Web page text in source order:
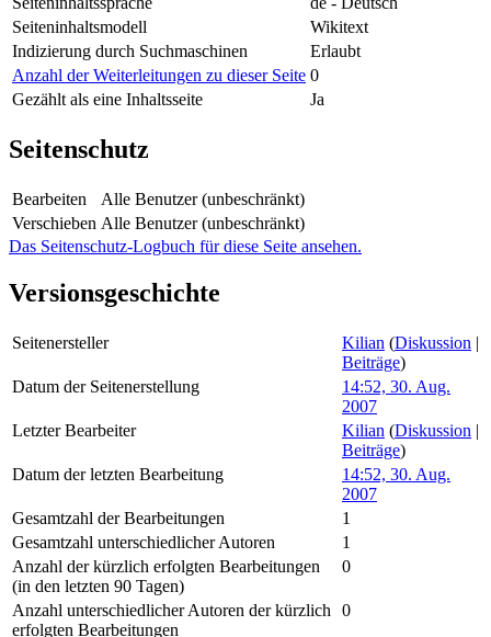
Seiteninhaltsmodell
Wikitext
Indizierung durch Suchmaschinen
Erlaubt
Anzahl der Weiterleitungen zu dieser Seite 0
Gezählt als eine Inhaltsseite
Ja
Seitenschutz
Bearbeiten
Alle Benutzer (unbeschränkt)
Verschieben Alle Benutzer (unbeschränkt)
Das Seitenschutz-Logbuch für diese Seite ansehen.
Versionsgeschichte
Seitenersteller Kilian (Diskussion |
Beiträge)
Datum der Seitenerstellung
14:52, 30. Aug.
2007
Letzter Bearbeiter
Kilian (Diskussion |
Beiträge)
Datum der letzten Bearbeitung
14:52, 30. Aug.
2007
Gesamtzahl der Bearbeitungen
1
Gesamtzahl unterschiedlicher Autoren
1
Anzahl der kürzlich erfolgten Bearbeitungen
(in den letzten 90 Tagen)
0
Anzahl unterschiedlicher Autoren der kürzlich
erfolgten Bearbeitungen
0